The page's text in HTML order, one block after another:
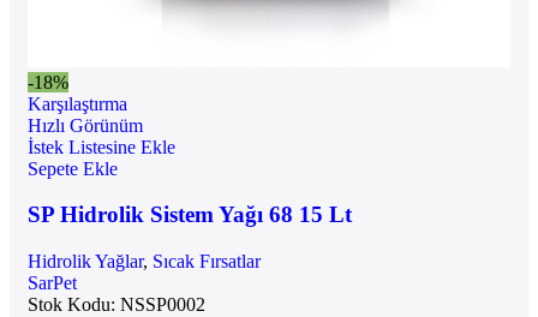
-18%
Karşılaştırma
Hızlı Görünüm
İstek Listesine Ekle
Sepete Ekle
SP Hidrolik Sistem Yağı 68 15 Lt
Hidrolik Yağlar, Sıcak Fırsatlar
SarPet
Stok Kodu: NSSP0002